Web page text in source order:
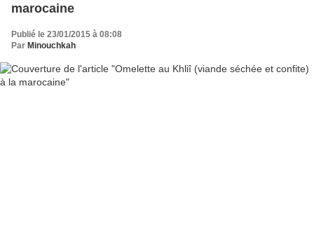
marocaine
Publié le 23/01/2015 à 08:08
Par Minouchkah